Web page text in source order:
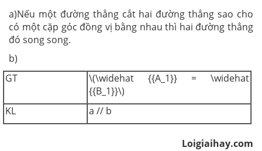
a)Nếu một đường thẳng cắt hai đường thẳng sao cho
có một cặp góc đồng vị bằng nhau thì hai đường thẳng
đó song song.
b)
GT
\(\widehat {{A_1}} = \widehat
{{B_1}}\)
KL
a // b
Loigiaihay.com